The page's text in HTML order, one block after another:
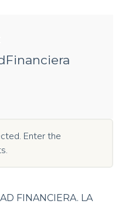
Enter the
FINANCIERA. LA